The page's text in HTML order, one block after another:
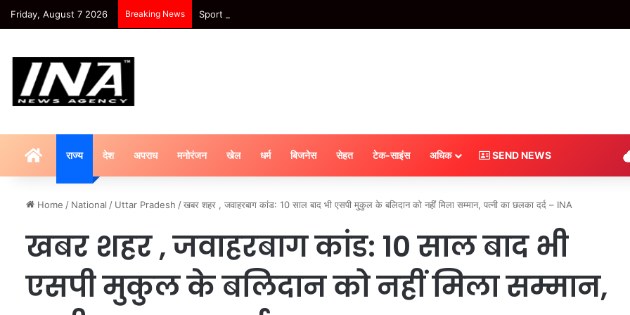
Friday, August 7 2026 Breaking News Sport : शुभमन गिल नहीं हुए फिट, श्रीलंका के खिलाफ केएल राहुल संभालेंगे भारत की कमान, BCCI ने खुद दी जानकारी #INA
HOMEराज्य देश अपराध मनोरंजन खेल धर्म बिजनेस सेहत टेक-साइंस अधिक SEND NEWS
Home / National / Uttar Pradesh /खबर शहर , जवाहरबाग कांड: 10 साल बाद भी एसपी मुकुल के बलिदान को नहीं मिला सम्मान, पत्नी का छलका दर्द – INA
खबर शहर , जवाहरबाग कांड: 10 साल बाद भी
एसपी मुकुल के बलिदान को नहीं मिला सम्मान,